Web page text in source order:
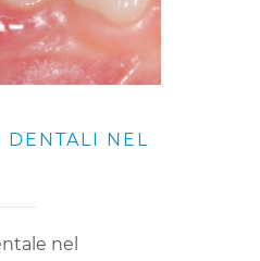
DENTALI NEL
nel